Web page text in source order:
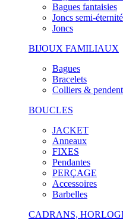
Bagues fantaisies
Joncs semi-
Joncs
BIJOUX FAMILIAUX
Bagues
Bracelets
Colliers &
BOUCLES
JACKET
Anneaux
FIXES
Pendantes
PERÇAGE
Accessoires
Barbelles
CADRANS,